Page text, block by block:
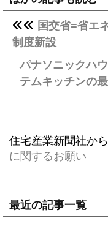
国交省=省エ
制度新設
パナソニックハ
テムキッチンの
住宅産業新聞社か
に関するお願い
最近の記事一覧